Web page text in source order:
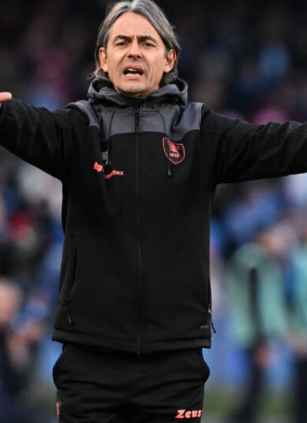
Ripescaggio in Serie B per il Bari: la
speranza è legata alla crisi della Juve
28 Maggio 2026
Futuro Bari, Leccese a De Laurentiis:
“Serve un piano industriale serio,
non siamo una seconda squadra”
27 Maggio 2026